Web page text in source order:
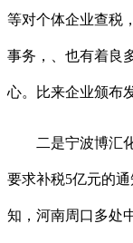
等对个体企业查税
事务，、也有着良
心。比来企业颁布
二是宁波博汇化
要求补税5亿元的
知，河南周口多处